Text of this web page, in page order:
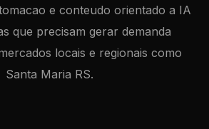
e conteudo orientado a IA
que precisam gerar demanda
locais e regionais como
Santa Maria RS.